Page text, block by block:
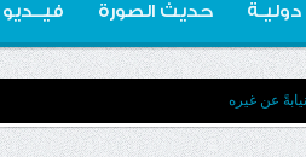
دوليـة حديث الصورة فيــديو
عن غيره